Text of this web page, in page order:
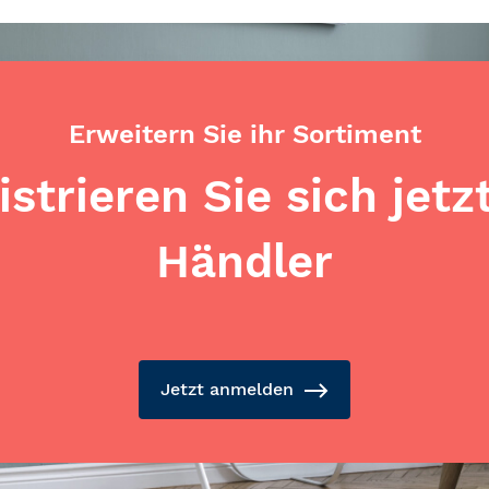
Erweitern Sie ihr Sortiment
Sie sich
Händler
Jetzt anmelden